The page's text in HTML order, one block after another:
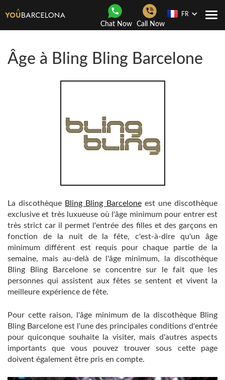
Chat Now Call Now
FR
Âge à Bling Bling Barcelone
La discothèque Bling Bling Barceloneest une discothèque
exclusive et très luxueuse où l'âge minimum pour entrer est
très strict car il permet l'entrée des filles et des garçons en
fonction de la nuit de la fête, c'est-à-dire qu'un âge
minimum différent est requis pour chaque partie de la
semaine, mais au-delà de l'âge minimum, la discothèque
Bling Bling Barcelone se concentre sur le fait que les
personnes qui assistent aux fêtes se sentent et vivent la
meilleure expérience de fête.
Pour cette raison, l'âge minimum de la discothèque Bling
Bling Barcelone est l'une des principales conditions d'entrée
pour quiconque souhaite la visiter, mais d'autres aspects
importants que vous pouvez trouver sous cette page
doivent également être pris en compte.